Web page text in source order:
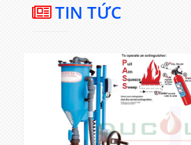
TIN TỨC